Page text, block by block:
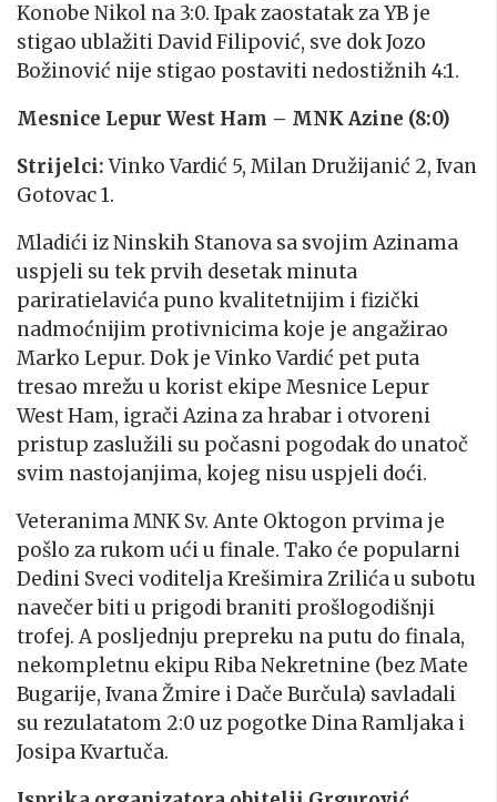
Konobe Nikol na 3:0. Ipak zaostatak za YB je
stigao ublažiti David Filipović, sve dok Jozo
Božinović nije stigao postaviti nedostižnih 4:1.
Mesnice Lepur West Ham – MNK Azine (8:0)
Strijelci:Vinko Vardić 5, Milan Družijanić 2, Ivan
Gotovac 1.
Mladići iz Ninskih Stanova sa svojim Azinama
uspjeli su tek prvih desetak minuta
pariratielavića puno kvalitetnijim i fizički
nadmoćnijim protivnicima koje je angažirao
Marko Lepur. Dok je Vinko Vardić pet puta
tresao mrežu u korist ekipe Mesnice Lepur
West Ham, igrači Azina za hrabar i otvoreni
pristup zaslužili su počasni pogodak do unatoč
svim nastojanjima, kojeg nisu uspjeli doći.
Veteranima MNK Sv. Ante Oktogon prvima je
pošlo za rukom ući u finale. Tako će popularni
Dedini Sveci voditelja Krešimira Zrilića u subotu
navečer biti u prigodi braniti prošlogodišnji
trofej. A posljednju prepreku na putu do finala,
nekompletnu ekipu Riba Nekretnine (bez Mate
Bugarije, Ivana Žmire i Dače Burčula) savladali
su rezulatatom 2:0 uz pogotke Dina Ramljaka i
Josipa Kvartuča.